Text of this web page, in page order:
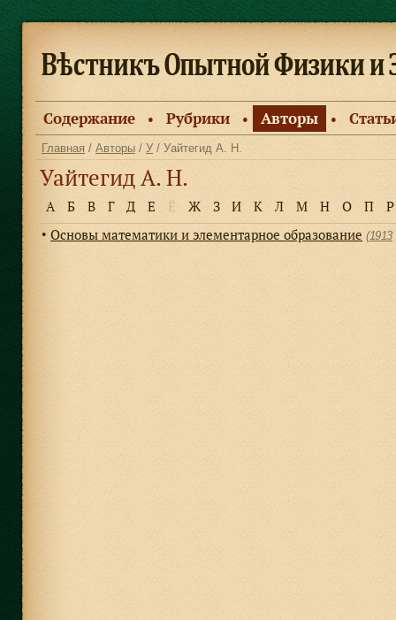
Содержание ● Рубрики ● Авторы ●
Главная / Авторы / У / Уайтегид А. Н.
Уайтегид А. Н.
А Б В Г Д Е Ё Ж З И К Л М Н О П Р
● Основы математики и элементарное образование (1913